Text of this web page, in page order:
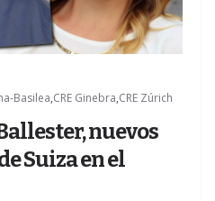
Basilea,CRE Ginebra,CRE Zúrich
nuevos
Suiza en el